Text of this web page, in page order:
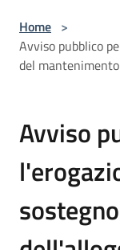
Home >
Avviso pubblico
del
Avviso